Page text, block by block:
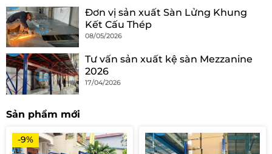
Đơn vị sản xuất Sàn Lửng Khung
Kết Cấu Thép
08/05/2026
Tư vấn sản xuất kệ sàn Mezzanine
2026
17/04/2026
Sản phẩm mới
-9%